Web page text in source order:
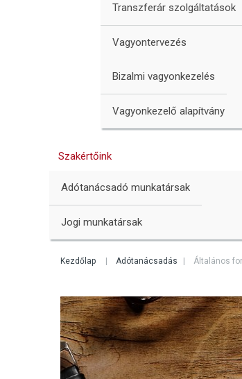
Transzferár szolgáltatások
Vagyontervezés
Bizalmi vagyonkezelés
Vagyonkezelő alapítvány
Szakértőink
Adótanácsadó munkatársak
Jogi munkatársak
Kezdőlap Adótanácsadás Általános